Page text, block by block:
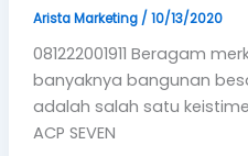
Arista Marketing / 10/13/2020
081222001911 Beragam
banyaknya bangunan
adalah salah satu
ACP SEVEN